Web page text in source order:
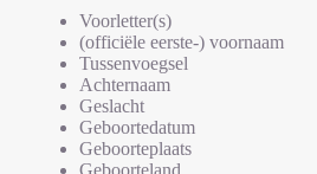
Voorletter(s)
(officiële eerste-) voornaam
Tussenvoegsel
Achternaam
Geslacht
Geboortedatum
Geboorteplaats